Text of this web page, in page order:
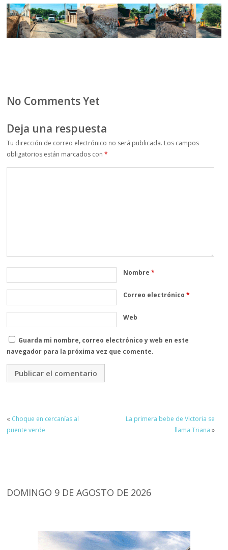
No Comments Yet
Deja una respuesta
Tu dirección de correo electrónico no será publicada. Los campos
obligatorios están marcados con*
Nombre*
Correo electrónico*
Web
Guarda mi nombre, correo electrónico y web en este
navegador para la próxima vez que comente.
« Choque en cercanías al
puente verde
La primera bebe de Victoria se
llama Triana »
DOMINGO 9 DE AGOSTO DE 2026